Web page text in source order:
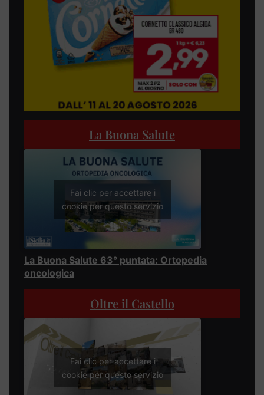
La Buona Salute
Fai clic per accettare i
cookie per questo servizio
La Buona Salute 63° puntata: Ortopedia
oncologica
Oltre il Castello
Fai clic per accettare i
cookie per questo servizio